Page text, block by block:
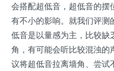
会搭配超低音，超低音的摆
有不小的影响。就我们评测
低音是以量感为主，比较缺
角，有可能会听比较混浊的
议将超低音拉离墙角、尝试